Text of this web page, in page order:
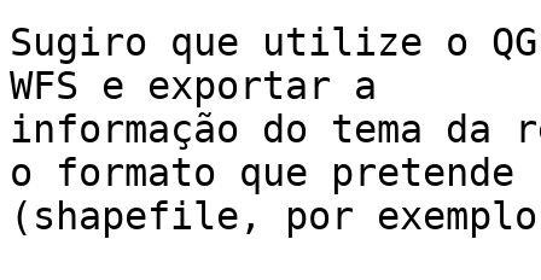
Sugiro que utilize o
WFS e exportar a
informação do tema da
o formato que pretende
(shapefile, por